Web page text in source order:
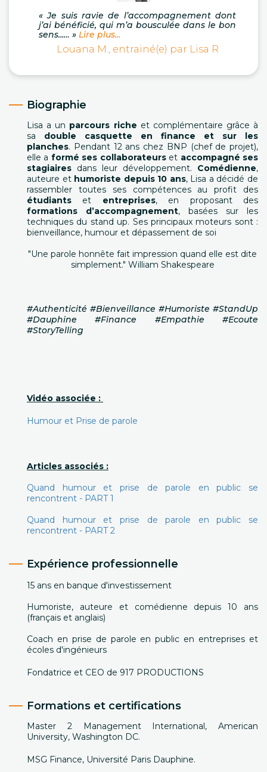
« Je suis ravie de l’accompagnement dont
j’ai bénéficié, qui m’a bousculée dans le bon
sens...… » Lire plus...
Louana M., entrainé(e) par Lisa R
Biographie
Lisa a un parcours riche et complémentaire grâce à
sa double casquette en finance et sur les
planches. Pendant 12 ans chez BNP (chef de projet),
elle a formé ses collaborateurset accompagné ses
stagiaires dans leur développement. Comédienne,
auteure et humoriste depuis 10 ans, Lisa a décidé de
rassembler toutes ses compétences au profit des
étudiants et entreprises, en proposant des
formations d’accompagnement, basées sur les
techniques du stand up. Ses principaux moteurs sont :
bienveillance, humour et dépassement de soi
"Une parole honnête fait impression quand elle est dite
simplement." William Shakespeare
#Authenticité #Bienveillance #Humoriste #StandUp
#Dauphine #Finance #Empathie #Ecoute
#StoryTelling
Vidéo associée :
Humour et Prise de parole
Articles associés :
Quand humour et prise de parole en public se
rencontrent - PART 1
Quand humour et prise de parole en public se
rencontrent - PART 2
Expérience professionnelle
15 ans en banque d'investissement
Humoriste, auteure et comédienne depuis 10 ans
(français et anglais)
Coach en prise de parole en public en entreprises et
écoles d'ingénieurs
Fondatrice et CEO de 917 PRODUCTIONS
Formations et certifications
Master 2 Management International, American
University, Washington DC.
MSG Finance, Université Paris Dauphine.